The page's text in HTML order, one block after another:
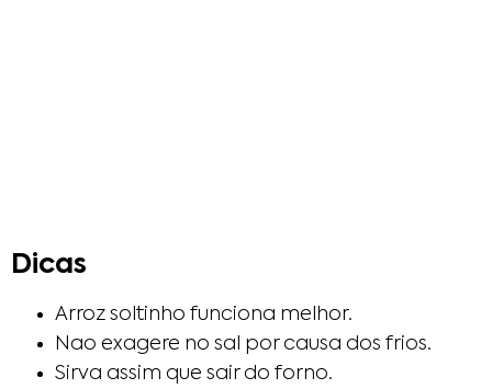
Dicas
Arroz soltinho funciona melhor.
Nao exagere no sal por causa dos frios.
Sirva assim que sair do forno.